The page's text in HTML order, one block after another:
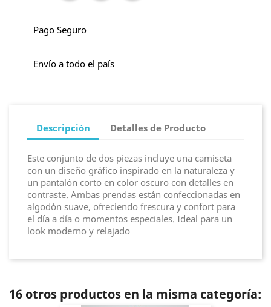
Pago Seguro
Envío a todo el país
Descripción Detalles de Producto
Este conjunto de dos piezas incluye una camiseta
con un diseño gráfico inspirado en la naturaleza y
un pantalón corto en color oscuro con detalles en
contraste. Ambas prendas están confeccionadas en
algodón suave, ofreciendo frescura y confort para
el día a día o momentos especiales. Ideal para un
look moderno y relajado
16 otros productos en la misma categoría: